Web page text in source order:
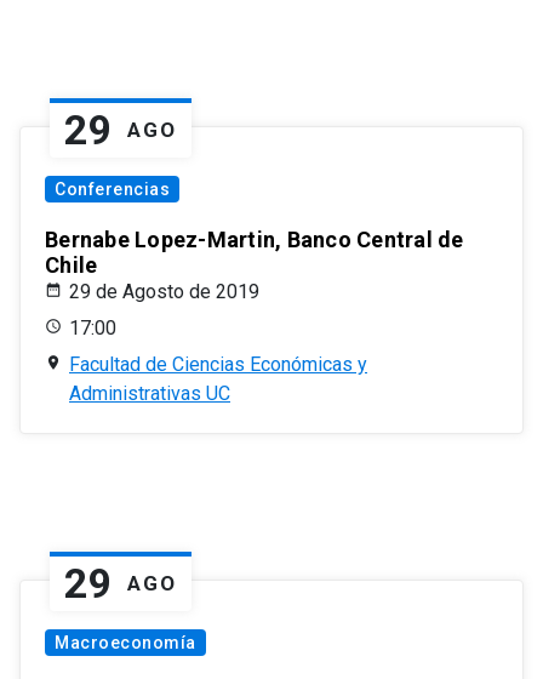
29 AGO
Conferencias
Bernabe Lopez-Martin, Banco Central de
Chile
29 de Agosto de 2019
17:00
Facultad de Ciencias Económicas y
Administrativas UC
29 AGO
Macroeconomía